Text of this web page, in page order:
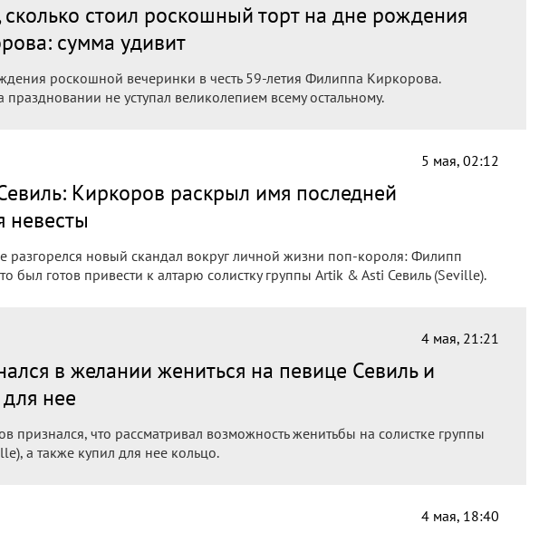
сколько стоил роскошный торт на дне рождения
сумма удивит
роскошной вечеринки в честь 59‑летия Филиппа Киркорова.
праздновании не уступал великолепием всему остальному.
5 мая, 02:12
Киркоров раскрыл имя последней
невесты
разгорелся новый скандал вокруг личной жизни поп-короля: Филипп
был готов привести к алтарю солистку группы Artik & Asti Севиль (Seville).
4 мая, 21:21
в желании жениться на певице Севиль и
нее
признался, что рассматривал возможность женитьбы на солистке группы
а также купил для нее кольцо.
4 мая, 18:40